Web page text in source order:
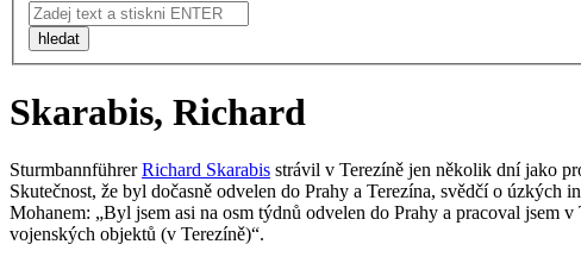
hledat
Skarabis, Richard
SturmbannführerRichard Skarabis strávil v Terezíně jen několik dní jako
Skutečnost, že byl dočasně odvelen do Prahy a Terezína, svědčí o
Mohanem: „Byl jsem asi na osm týdnů odvelen do Prahy a pracoval jsem
vojenských objektů (v Terezíně)“.